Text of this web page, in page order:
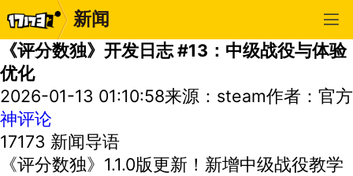
新闻
《评分数独》开发日志 #13：中级战役与体验
优化
2026-01-13 01:10:58来源：steam作者：官方
神评论
17173 新闻导语
《评分数独》1.1.0版更新！新增中级战役教学